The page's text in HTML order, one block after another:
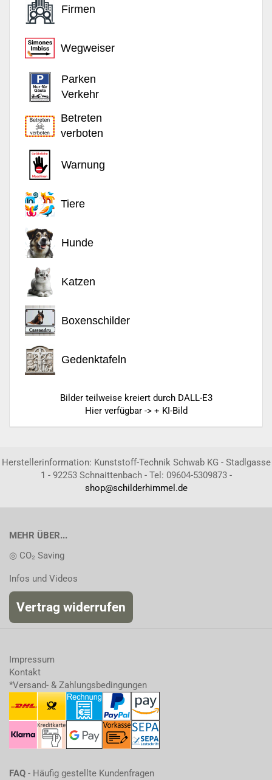
Firmen
Wegweiser
Parken
Verkehr
Betreten
verboten
Warnung
Tiere
Hunde
Katzen
Boxenschilder
Gedenktafeln
Bilder teilweise kreiert durch DALL-E3
Hier verfügbar -> + KI-Bild
Herstellerinformation: Kunststoff-Technik Schwab KG - Stadlgasse
1 - 92253 Schnaittenbach - Tel: 09604-5309873 -
shop@schilderhimmel.de
MEHR ÜBER...
◎ CO₂ Saving
Infos und Videos
Vertrag widerrufen
Impressum
Kontakt
*Versand- & Zahlungsbedingungen
FAQ - Häufig gestellte Kundenfragen